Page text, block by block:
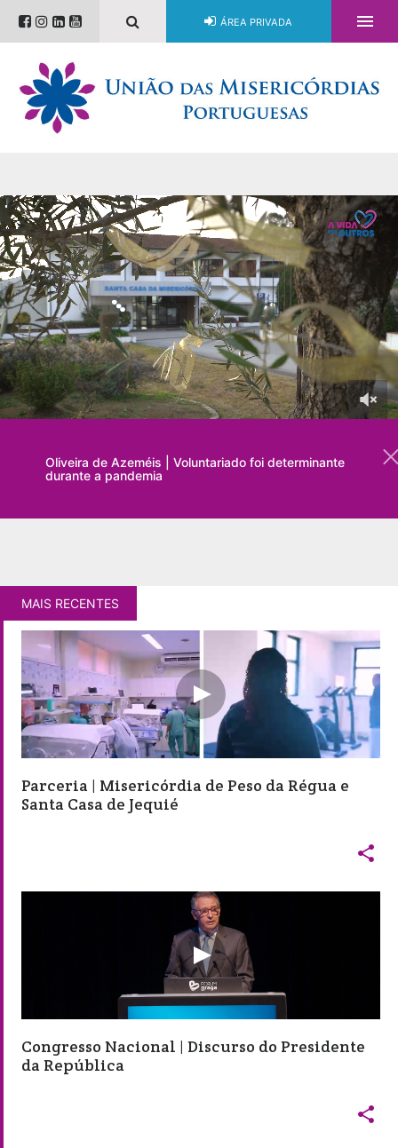
ÁREA PRIVADA 
Oliveira de Azeméis | Voluntariado foi determinante
durante a pandemia
MAIS RECENTES
Parceria | Misericórdia de Peso da Régua e
Santa Casa de Jequié

Congresso Nacional | Discurso do Presidente
da República
